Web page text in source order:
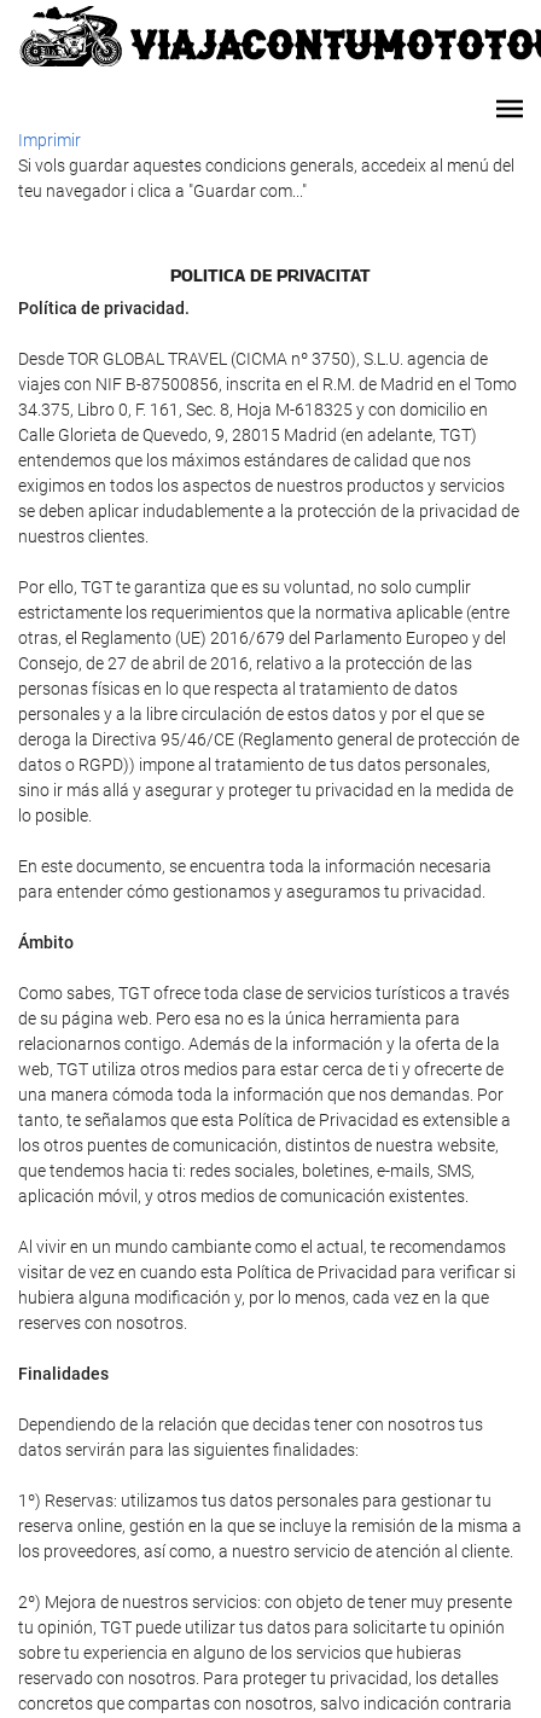
Imprimir
Si vols guardar aquestes condicions generals, accedeix al menú del
teu navegador i clica a "Guardar com..."
POLI­TICA DE PRIVACITAT
Política de privacidad.
Desde TOR GLOBAL TRAVEL (CICMA nº 3750), S.L.U. agencia de
viajes con NIF B-87500856, inscrita en el R.M. de Madrid en el Tomo
34.375, Libro 0, F. 161, Sec. 8, Hoja M-618325 y con domicilio en
Calle Glorieta de Quevedo, 9, 28015 Madrid (en adelante, TGT)
entendemos que los máximos estándares de calidad que nos
exigimos en todos los aspectos de nuestros productos y servicios
se deben aplicar indudablemente a la protección de la privacidad de
nuestros clientes.
Por ello, TGT te garantiza que es su voluntad, no solo cumplir
estrictamente los requerimientos que la normativa aplicable (entre
otras, el Reglamento (UE) 2016/679 del Parlamento Europeo y del
Consejo, de 27 de abril de 2016, relativo a la protección de las
personas físicas en lo que respecta al tratamiento de datos
personales y a la libre circulación de estos datos y por el que se
deroga la Directiva 95/46/CE (Reglamento general de protección de
datos o RGPD)) impone al tratamiento de tus datos personales,
sino ir más allá y asegurar y proteger tu privacidad en la medida de
lo posible.
En este documento, se encuentra toda la información necesaria
para entender cómo gestionamos y aseguramos tu privacidad.
Ámbito
Como sabes, TGT ofrece toda clase de servicios turísticos a través
de su página web. Pero esa no es la única herramienta para
relacionarnos contigo. Además de la información y la oferta de la
web, TGT utiliza otros medios para estar cerca de ti y ofrecerte de
una manera cómoda toda la información que nos demandas. Por
tanto, te señalamos que esta Política de Privacidad es extensible a
los otros puentes de comunicación, distintos de nuestra website,
que tendemos hacia ti: redes sociales, boletines, e-mails, SMS,
aplicación móvil, y otros medios de comunicación existentes.
Al vivir en un mundo cambiante como el actual, te recomendamos
visitar de vez en cuando esta Política de Privacidad para verificar si
hubiera alguna modificación y, por lo menos, cada vez en la que
reserves con nosotros.
Finalidades
Dependiendo de la relación que decidas tener con nosotros tus
datos servirán para las siguientes finalidades:
1º) Reservas: utilizamos tus datos personales para gestionar tu
reserva online, gestión en la que se incluye la remisión de la misma a
los proveedores, así como, a nuestro servicio de atención al cliente.
2º) Mejora de nuestros servicios: con objeto de tener muy presente
tu opinión, TGT puede utilizar tus datos para solicitarte tu opinión
sobre tu experiencia en alguno de los servicios que hubieras
reservado con nosotros. Para proteger tu privacidad, los detalles
concretos que compartas con nosotros, salvo indicación contraria